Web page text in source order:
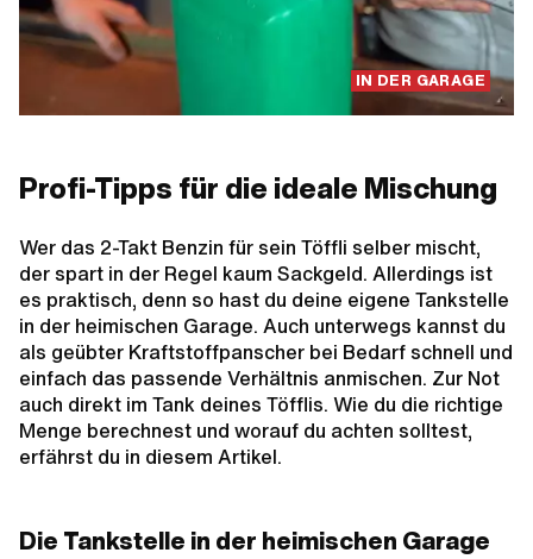
IN DER GARAGE
Profi-Tipps für die ideale Mischung
Wer das 2-Takt Benzin für sein Töffli selber mischt,
der spart in der Regel kaum Sackgeld. Allerdings ist
es praktisch, denn so hast du deine eigene Tankstelle
in der heimischen Garage. Auch unterwegs kannst du
als geübter Kraftstoffpanscher bei Bedarf schnell und
einfach das passende Verhältnis anmischen. Zur Not
auch direkt im Tank deines Töfflis. Wie du die richtige
Menge berechnest und worauf du achten solltest,
erfährst du in diesem Artikel.
Die Tankstelle in der heimischen Garage